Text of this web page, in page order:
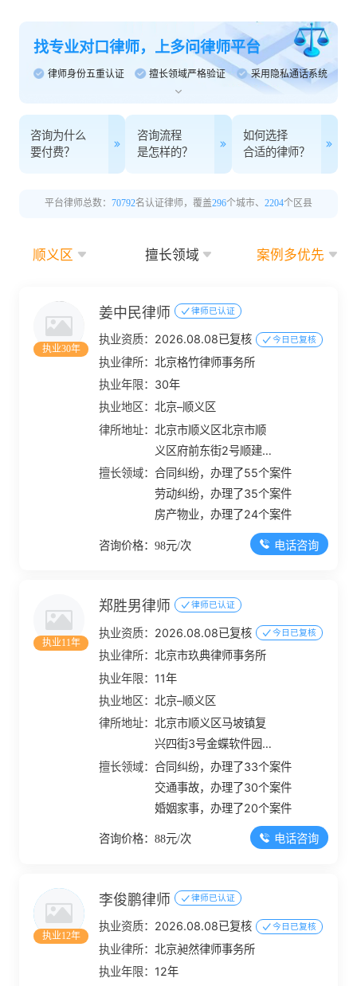
找专业对口律师，上多问律师平台
律师身份五重认证 擅长领域严格验证 采用隐私通话系统
咨询为什么
要付费？
咨询流程
是怎样的？
如何选择
合适的律师？
平台律师总数： 70792名认证律师，覆盖296个城市、 2204个区县
顺义区 擅长领域 案例多优先
执业30年
姜中民律师 律师已认证
执业资质： 2026.08.08已复核 今日已复核
执业律所：北京格竹律师事务所
执业年限： 30年
执业地区：北京–顺义区
律所地址：北京市顺义区北京市顺
义区府前东街2号顺建大
厦一层接待室
擅长领域：合同纠纷，办理了55个案件
劳动纠纷，办理了35个案件
房产物业，办理了24个案件
咨询价格：98元/次 电话咨询
执业11年
郑胜男律师 律师已认证
执业资质： 2026.08.08已复核 今日已复核
执业律所：北京市玖典律师事务所
执业年限： 11年
执业地区：北京–顺义区
律所地址：北京市顺义区马坡镇复
兴四街3号金蝶软件园4
号楼3层318室
擅长领域：合同纠纷，办理了33个案件
交通事故，办理了30个案件
婚姻家事，办理了20个案件
咨询价格：88元/次 电话咨询
执业12年
李俊鹏律师 律师已认证
执业资质： 2026.08.08已复核 今日已复核
执业律所：北京昶然律师事务所
执业年限： 12年